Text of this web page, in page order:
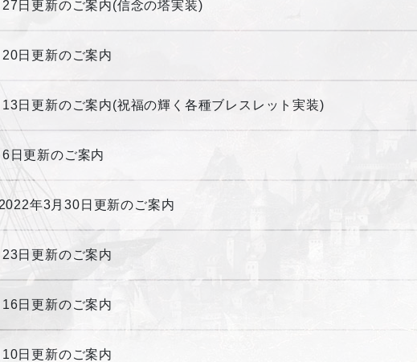
日更新のご案内(信念の塔実装)
日更新のご案内
日更新のご案内(祝福の輝く各種ブレスレット実装)
日更新のご案内
年3月30日更新のご案内
日更新のご案内
日更新のご案内
日更新のご案内